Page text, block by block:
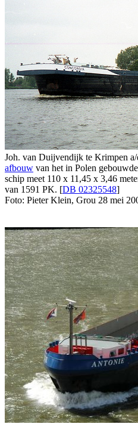
Joh. van Duijvendijk te Krimpen
afbouw van het in Polen gebouwde
schip meet 110 x 11,45 x 3,46
van 1591 PK. [DB 02325548]
Foto: Pieter Klein, Grou 28 mei